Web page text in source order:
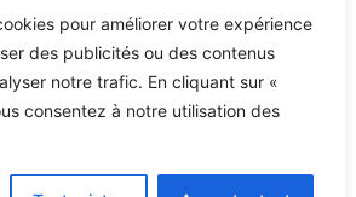
pour améliorer votre expérience
des publicités ou des contenus
notre trafic. En cliquant sur «
consentez à notre utilisation des